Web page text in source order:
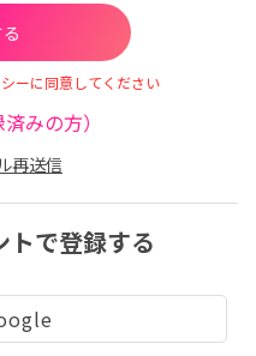
ーに同意してください
みの方）
再送信
トで登録する